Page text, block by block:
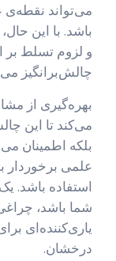
می‌تواند
باشد. با این
و لزوم تسلط بر
چالش‌برانگیز
بهره‌گیری از
می‌کند تا این
بلکه اطمینان
علمی برخوردار
استفاده باشد.
شما باشد،
یاری‌کننده‌ای
درخشان.